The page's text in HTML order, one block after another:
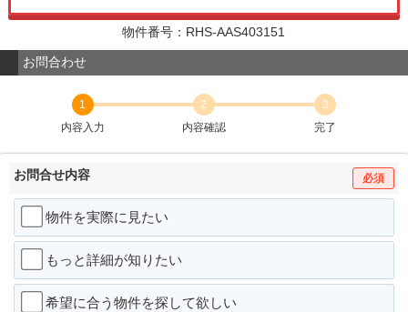
物件番号：RHS-AAS403151
お問合わせ
1
内容入力
2
内容確認
3
完了
お問合せ内容 必須
物件を実際に見たい
もっと詳細が知りたい
希望に合う物件を探して欲しい